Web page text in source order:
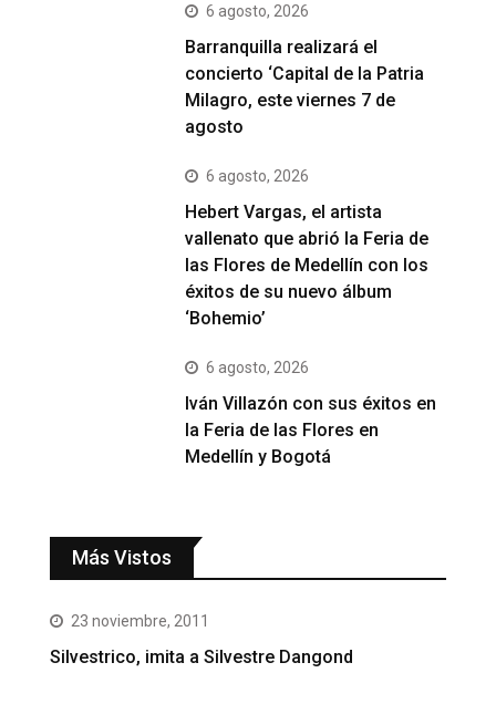
6 agosto, 2026
Barranquilla realizará el
concierto ‘Capital de la Patria
Milagro, este viernes 7 de
agosto
6 agosto, 2026
Hebert Vargas, el artista
vallenato que abrió la Feria de
las Flores de Medellín con los
éxitos de su nuevo álbum
‘Bohemio’
6 agosto, 2026
Iván Villazón con sus éxitos en
la Feria de las Flores en
Medellín y Bogotá
Más Vistos
23 noviembre, 2011
Silvestrico, imita a Silvestre Dangond